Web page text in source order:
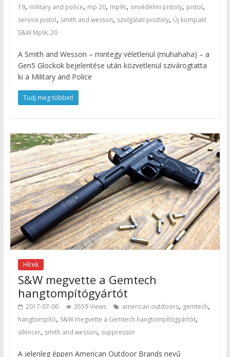
19, military and police, mp 20, mp9c, önvédelmi pistoly, pistol,
service pistol, smith and wesson, szolgálati pisztoly, Új kompakt
S&W Mp9c 20
A Smith and Wesson – mintegy véletlenül (muhahaha) – a
Gen5 Glockok bejelentése után közvetlenül szivárogtatta
ki a Military and Police
Tudj meg többet!
Hírek
S&W megvette a Gemtech
hangtompítógyártót
2017-07-06 3559 Views american outdoors, gemtech,
hangtompító, S&W megvette a Gemtech hangtompítógyártót,
silencer, smith and wesson, suppressor
A jelenleg éppen American Outdoor Brands nevű